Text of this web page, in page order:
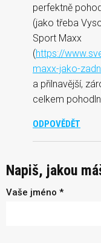
perfektně
(jako třeba
Sport Maxx
(https://
maxx-jako-
a přilnavější,
celkem
ODPOVĚDĚT
Napiš, jakou
Vaše jméno *